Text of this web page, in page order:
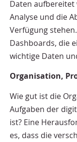
Daten
Analyse und die
Verfügung
Dashboards, die
wichtige Daten
Organisation,
Wie gut ist die
Aufgaben der
ist? Eine
es, dass die